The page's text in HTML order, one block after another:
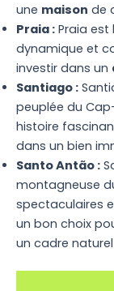
une maison de
Praia : Praia est
dynamique et
investir dans un
Santiago :
peuplée du
histoire
dans un bien
Santo Antão :
montagneuse
spectaculaires
un bon choix
un cadre